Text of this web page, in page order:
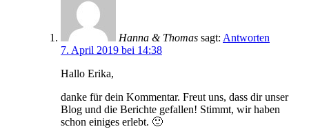
Hanna & Thomas sagt: Antworten
7. April 2019 bei 14:38
Hallo Erika,
danke für dein Kommentar. Freut uns, dass dir unser
Blog und die Berichte gefallen! Stimmt, wir haben
schon einiges erlebt. 🙂